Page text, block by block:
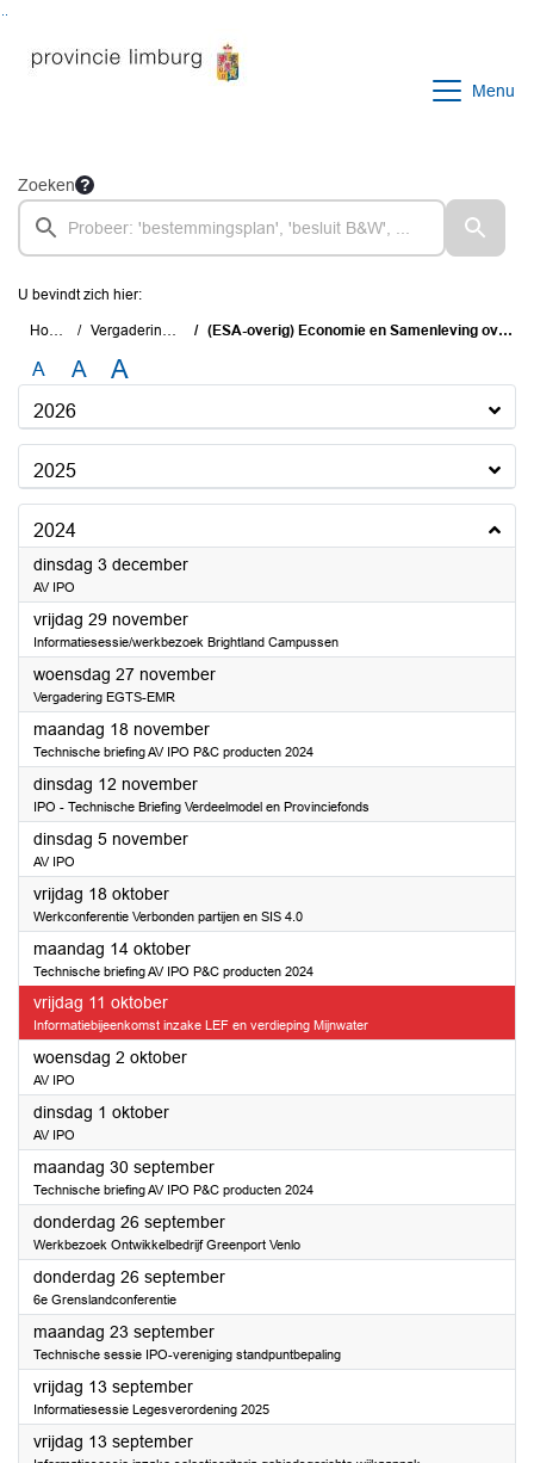
Menu
Zoeken
U bevindt zich hier:
Home Vergaderingen (ESA-overig) Economie en Samenleving overig
A A A
2026
2025
2024
dinsdag 3 december2024
AV IPO
vrijdag 29 november2024
Informatiesessie/werkbezoek Brightland Campussen
woensdag 27 november2024
Vergadering EGTS-EMR
maandag 18 november2024
Technische briefing AV IPO P&C producten 2024
dinsdag 12 november2024
IPO - Technische Briefing Verdeelmodel en Provinciefonds
dinsdag 5 november2024
AV IPO
vrijdag 18 oktober2024
Werkconferentie Verbonden partijen en SIS 4.0
maandag 14 oktober2024
Technische briefing AV IPO P&C producten 2024
vrijdag 11 oktober2024
Informatiebijeenkomst inzake LEF en verdieping Mijnwater
woensdag 2 oktober2024
AV IPO
dinsdag 1 oktober2024
AV IPO
maandag 30 september2024
Technische briefing AV IPO P&C producten 2024
donderdag 26 september2024
Werkbezoek Ontwikkelbedrijf Greenport Venlo
donderdag 26 september2024
6e Grenslandconferentie
maandag 23 september2024
Technische sessie IPO-vereniging standpuntbepaling
vrijdag 13 september2024
Informatiesessie Legesverordening 2025
vrijdag 13 september2024